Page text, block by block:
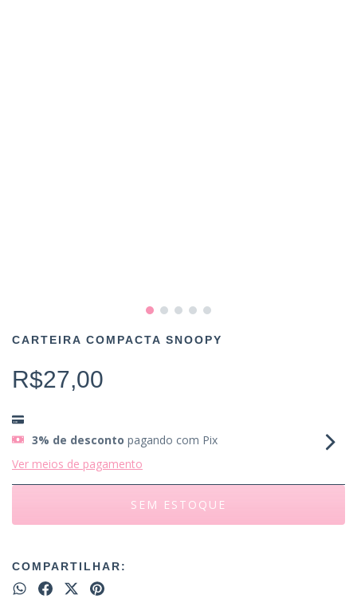
CARTEIRA COMPACTA SNOOPY
R$27,00
3% de desconto pagando com Pix
Ver meios de pagamento
COMPARTILHAR: